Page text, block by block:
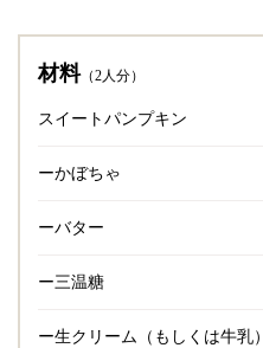
材料（2人分）
スイートパンプキン
ーかぼちゃ
ーバター
ー三温糖
ー生クリーム（もしくは牛乳）